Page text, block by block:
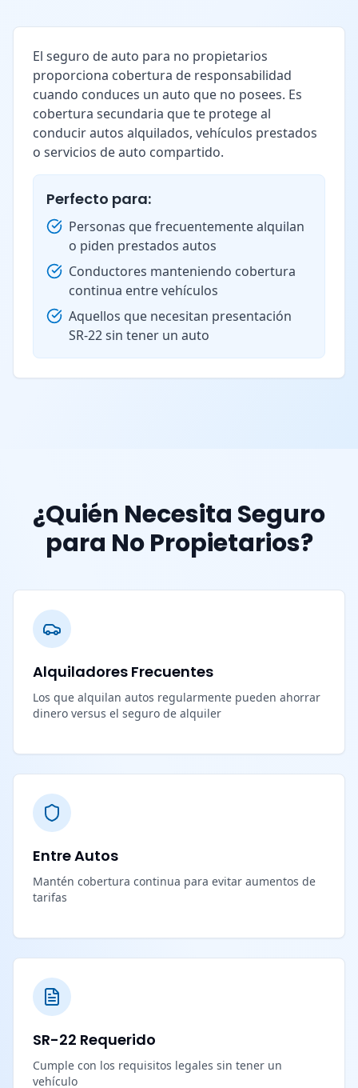
El seguro de auto para no propietarios
proporciona cobertura de responsabilidad
cuando conduces un auto que no posees. Es
cobertura secundaria que te protege al
conducir autos alquilados, vehículos prestados
o servicios de auto compartido.
Perfecto para:
Personas que frecuentemente alquilan
o piden prestados autos
Conductores manteniendo cobertura
continua entre vehículos
Aquellos que necesitan presentación
SR-22 sin tener un auto
¿Quién Necesita Seguro
para No Propietarios?
Alquiladores Frecuentes
Los que alquilan autos regularmente pueden ahorrar
dinero versus el seguro de alquiler
Entre Autos
Mantén cobertura continua para evitar aumentos de
tarifas
SR-22 Requerido
Cumple con los requisitos legales sin tener un
vehículo